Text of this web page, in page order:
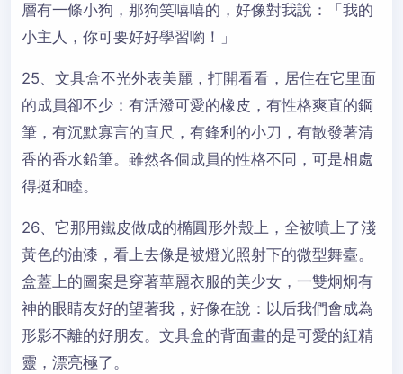
層有一條小狗，那狗笑嘻嘻的，好像對我說：「我的
小主人，你可要好好學習喲！」
25、文具盒不光外表美麗，打開看看，居住在它里面
的成員卻不少：有活潑可愛的橡皮，有性格爽直的鋼
筆，有沉默寡言的直尺，有鋒利的小刀，有散發著清
香的香水鉛筆。雖然各個成員的性格不同，可是相處
得挺和睦。
26、它那用鐵皮做成的橢圓形外殼上，全被噴上了淺
黃色的油漆，看上去像是被燈光照射下的微型舞臺。
盒蓋上的圖案是穿著華麗衣服的美少女，一雙炯炯有
神的眼睛友好的望著我，好像在說：以后我們會成為
形影不離的好朋友。文具盒的背面畫的是可愛的紅精
靈，漂亮極了。